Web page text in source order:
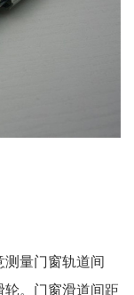
量门窗轨道间
轮。门窗滑道间距